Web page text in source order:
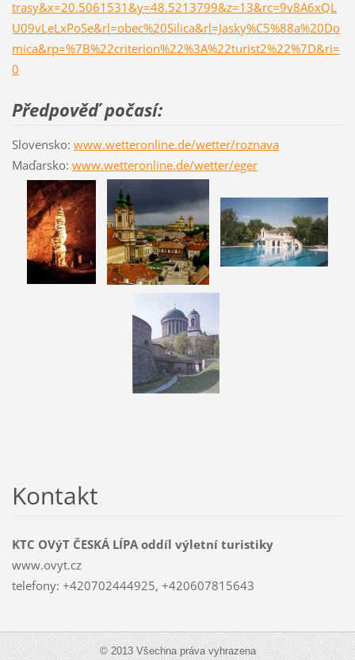
trasy&x=20.5061531&y=48.5213799&z=13&rc=9v8A6xQL
U09vLeLxPoSe&rl=obec%20Silica&rl=Jasky%C5%88a%20Do
mica&rp=%7B%22criterion%22%3A%22turist2%22%7D&ri=
0
Předpověď počasí:
Slovensko: www.wetteronline.de/wetter/roznava
Maďarsko: www.wetteronline.de/wetter/eger
Kontakt
KTC OVýT ČESKÁ LÍPA oddíl výletní turistiky
www.ovyt.cz
telefony: +420702444925, +420607815643
© 2013 Všechna práva vyhrazena